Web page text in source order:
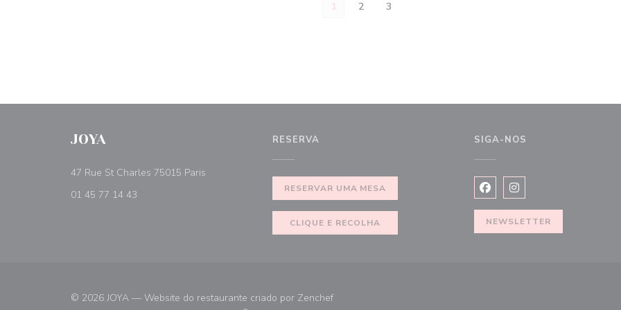
1 2 3
JOYA
47 Rue St Charles 75015 Paris
01 45 77 14 43
RESERVA
RESERVAR UMA MESA
CLIQUE E RECOLHA
SIGA-NOS
Facebook ((abre numa nova
Instagram ((abre numa
NEWSLETTER
© 2026 JOYA — Website do restaurante criado por Zenchef((abre numa nova janela))